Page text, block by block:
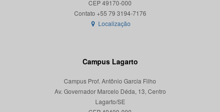
CEP 49170-000
Localização
Campus Lagarto
Campus Prof. Antônio Garcia Filho
Av. Governador Marcelo Déda, 13, Centro
Lagarto/SE